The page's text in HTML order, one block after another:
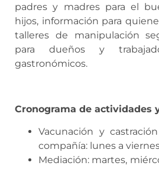
padres y madres para el
hijos, información para
talleres de manipulación
para dueños y
gastronómicos.
Cronograma de actividades
Vacunación y
compañía: lunes a
Mediación: martes,